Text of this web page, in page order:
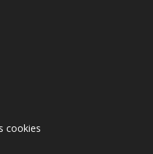
cookies